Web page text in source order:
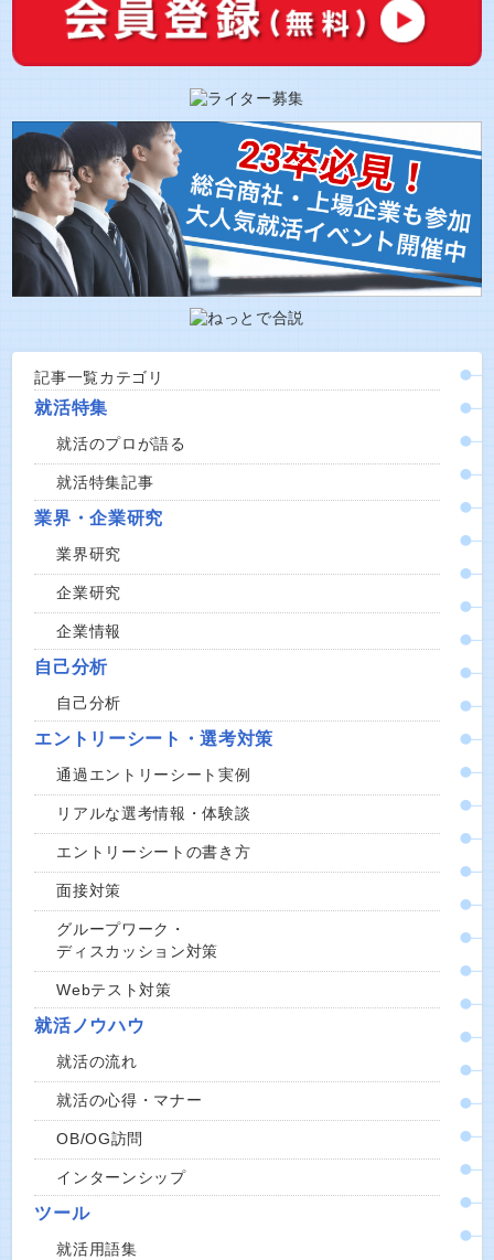
記事一覧カテゴリ
就活特集
就活のプロが語る
就活特集記事
業界・企業研究
業界研究
企業研究
企業情報
自己分析
自己分析
エントリーシート・選考対策
通過エントリーシート実例
リアルな選考情報・体験談
エントリーシートの書き方
面接対策
グループワーク・
ディスカッション対策
Webテスト対策
就活ノウハウ
就活の流れ
就活の心得・マナー
OB/OG訪問
インターンシップ
ツール
就活用語集